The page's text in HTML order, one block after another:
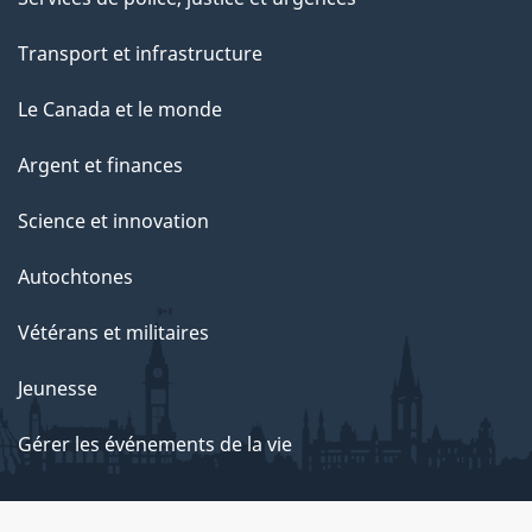
Transport et infrastructure
Le Canada et le monde
Argent et finances
Science et innovation
Autochtones
Vétérans et militaires
Jeunesse
Gérer les événements de la vie